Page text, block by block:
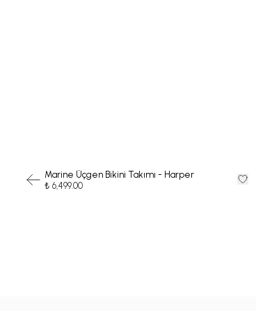
Marine Üçgen Bikini Takımı - Harper
₺ 6,499.00